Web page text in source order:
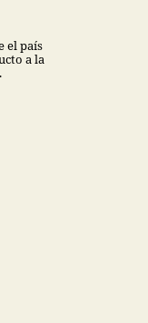
el país
a la